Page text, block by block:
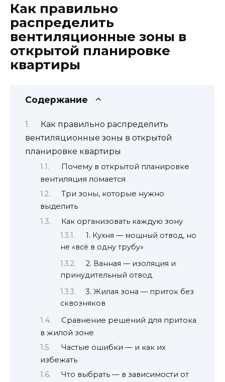
Как правильно
распределить
вентиляционные зоны в
открытой планировке
квартиры
Содержание
Как правильно распределить
вентиляционные зоны в открытой
планировке квартиры
Почему в открытой планировке
вентиляция ломается
Три зоны, которые нужно
выделить
Как организовать каждую зону
1. Кухня — мощный отвод, но
не «всё в одну трубу»
2. Ванная — изоляция и
принудительный отвод
3. Жилая зона — приток без
сквозняков
Сравнение решений для притока
в жилой зоне
Частые ошибки — и как их
избежать
Что выбрать — в зависимости от